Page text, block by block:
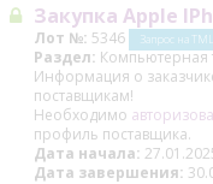
Закупка Apple
Лот №: 5346 Запрос на
Раздел: Компьютерная
Информация о
поставщикам!
Необходимо
профиль поставщика.
Дата начала:
Дата завершения: